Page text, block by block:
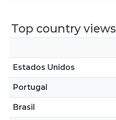
Top country views
Estados Unidos
Portugal
Brasil